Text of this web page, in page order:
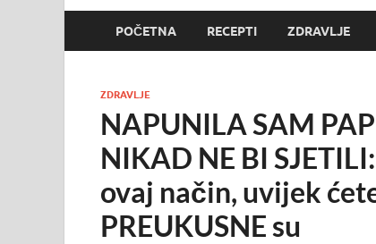
POČETNA RECEPTI ZDRAVLJE
ZDRAVLJE
NAPUNILA SAM
NIKAD NE BI
ovaj način, uvijek
PREUKUSNE su